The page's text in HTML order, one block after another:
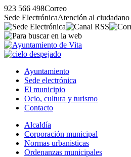
923 566 498Correo
Sede ElectrónicaAtención al ciudadano
Ayuntamiento
Sede electrónica
El municipio
Ocio, cultura y turismo
Contacto
Alcaldía
Corporación municipal
Normas urbanisticas
Ordenanzas municipales